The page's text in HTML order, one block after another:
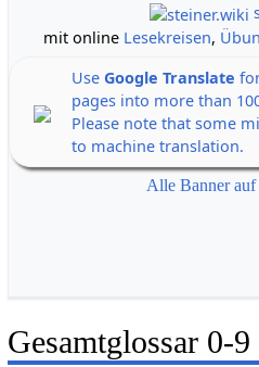
mit online Lesekreisen,
Use Google Translate
pages into more than
Please note that some
to machine translation.
Alle Banner
Gesamtglossar 0-9